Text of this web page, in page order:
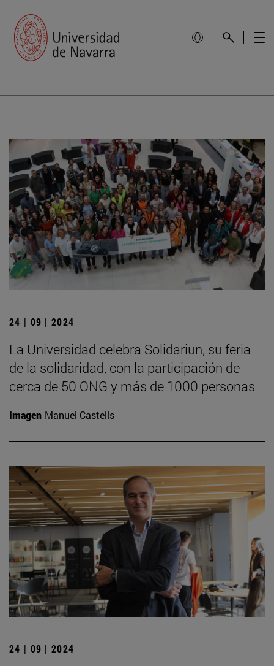
24 | 09 | 2024
La Universidad celebra Solidariun, su feria
de la solidaridad, con la participación de
cerca de 50 ONG y más de 1000 personas
Imagen Manuel Castells
24 | 09 | 2024